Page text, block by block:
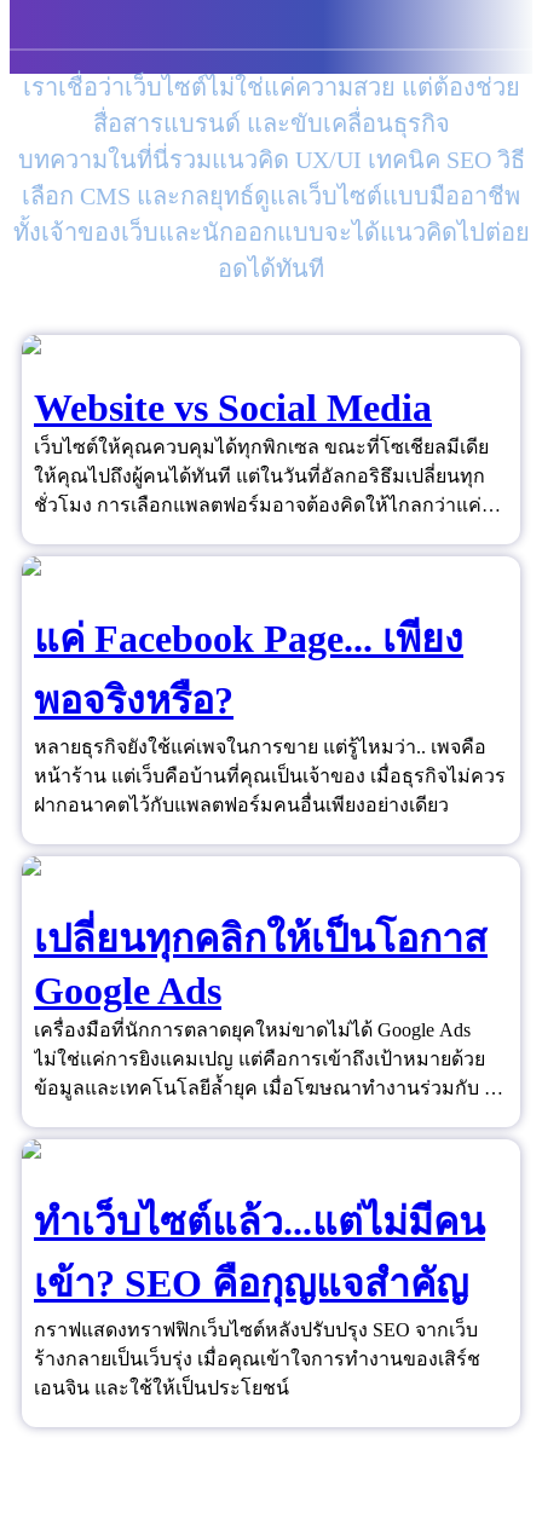
เราเชื่อว่าเว็บไซต์ไม่ใช่แค่ความสวย แต่ต้องช่วย
สื่อสารแบรนด์ และขับเคลื่อนธุรกิจ
บทความในที่นี่รวมแนวคิด UX/UI เทคนิค SEO วิธี
เลือก CMS และกลยุทธ์ดูแลเว็บไซต์แบบมืออาชีพ
ทั้งเจ้าของเว็บและนักออกแบบจะได้แนวคิดไปต่อย
อดได้ทันที
Website vs Social Media
เว็บไซต์ให้คุณควบคุมได้ทุกพิกเซล ขณะที่โซเชียลมีเดีย
ให้คุณไปถึงผู้คนได้ทันที แต่ในวันที่อัลกอริธึมเปลี่ยนทุก
ชั่วโมง การเลือกแพลตฟอร์มอาจต้องคิดให้ไกลกว่าแค่
แค่ Facebook Page... เพียง
พอจริงหรือ?
หลายธุรกิจยังใช้แค่เพจในการขาย แต่รู้ไหมว่า.. เพจคือ
หน้าร้าน แต่เว็บคือบ้านที่คุณเป็นเจ้าของ เมื่อธุรกิจไม่ควร
ฝากอนาคตไว้กับแพลตฟอร์มคนอื่นเพียงอย่างเดียว
เปลี่ยนทุกคลิกให้เป็นโอกาส
Google Ads
เครื่องมือที่นักการตลาดยุคใหม่ขาดไม่ได้ Google Ads
ไม่ใช่แค่การยิงแคมเปญ แต่คือการเข้าถึงเป้าหมายด้วย
ข้อมูลและเทคโนโลยีล้ำยุค เมื่อโฆษณาทำงานร่วมกับ AI
ดวงอีกต่อไป
ทำเว็บไซต์แล้ว...แต่ไม่มีคน
เข้า? SEO คือกุญแจสำคัญ
กราฟแสดงทราฟฟิกเว็บไซต์หลังปรับปรุง SEO จากเว็บ
ร้างกลายเป็นเว็บรุ่ง เมื่อคุณเข้าใจการทำงานของเสิร์ช
เอนจิน และใช้ให้เป็นประโยชน์